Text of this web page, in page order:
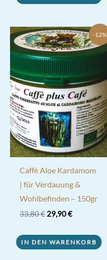
-12%
Caffè Aloe Kardamom
| für Verdauung &
Wohlbefinden – 150gr
33,80€ Ursprünglicher
33,80 €
29,90€Aktueller
29,90 €.
IN DEN WARENKORB